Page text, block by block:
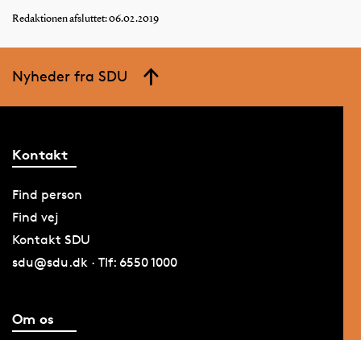
Redaktionen afsluttet: 06.02.2019
Nyheder fra SDU
Kontakt
Find person
Find vej
Kontakt SDU
sdu@sdu.dk · Tlf: 6550 1000
Om os